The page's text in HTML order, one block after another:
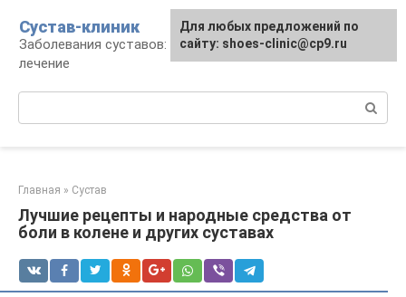
контенту
Сустав-клиник
Заболевания суставов: профилактика и
лечение
Главная » Сустав
Лучшие рецепты и народные средства от
боли в колене и других суставах
Для любых предложений по
сайту: shoes-clinic@cp9.ru